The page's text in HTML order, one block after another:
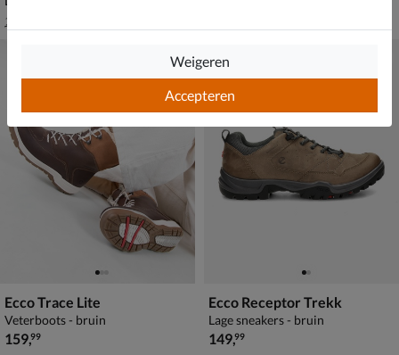
van € 149,99 voor € 104,99
149
Ecco Trace Lite
Veterboots - bruin
€ 159,99
159,99
Ecco Receptor Trekk
Lage sneakers - bruin
€ 149,99
149,99
Accepteren
Weigeren